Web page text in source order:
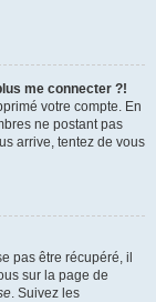
me connecter ?!
votre compte. En
ne postant pas
arrive, tentez de vous
pas être récupéré, il
sur la page de
. Suivez les